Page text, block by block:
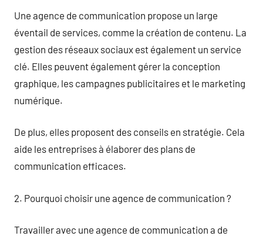
Une agence de communication propose un large
éventail de services, comme la création de contenu. La
gestion des réseaux sociaux est également un service
clé. Elles peuvent également gérer la conception
graphique, les campagnes publicitaires et le marketing
numérique.
De plus, elles proposent des conseils en stratégie. Cela
aide les entreprises à élaborer des plans de
communication efficaces.
2. Pourquoi choisir une agence de communication ?
Travailler avec une agence de communication a de